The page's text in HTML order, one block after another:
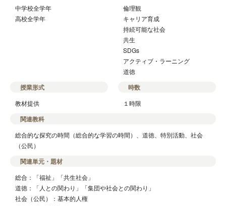
中学校全学年
高校全学年
倫理観
キャリア育成
持続可能な社会
共生
SDGs
アクティブ・ラーニング
道徳
授業形式
教材提供
時数
１時限
関連教科
総合的な探究の時間（総合的な学習の時間）、道徳、特別活動、社会
（公民）
関連単元・題材
総合：「福祉」「共生社会」
道徳：「人との関わり」「集団や社会との関わり」
社会（公民）：基本的人権